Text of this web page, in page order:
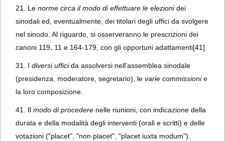
21. Le norme circa il modo di effettuare le elezionidei
sinodali ed, eventualmente, dei titolari degli uffici da svolgere
nel sinodo. Al riguardo, si osserveranno le prescrizioni dei
canoni 119, 11 e 164-179, con gli opportuni adattamenti[41].
31. I diversi ufficida assolversi nell'assemblea sinodale
(presidenza, moderatore, segretario), le varie commissionie
la loro composizione.
41. Il modo di procedere nelle riunioni, con indicazione della
durata e della modalità degli interventi (orali e scritti) e delle
votazioni ("placet", "non placet", "placet iuxta modum").